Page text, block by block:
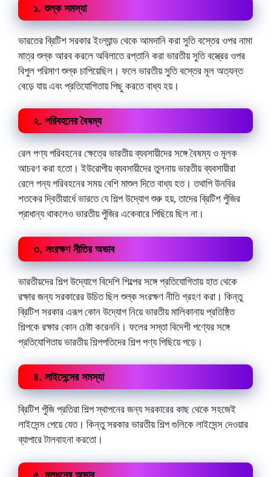
১. শুল্ক সমস্যা
ভারতের ব্রিটিশ সরকার ইংল্যান্ড থেকে আমদানি করা সুতি বস্তের ওপর নামা
মাত্র শুল্ক আরব করলে অবিলাতে রপ্তানি করা ভারতীয় সুতি বস্ত্রের ওপর
বিপুল পরিমাণ শুল্ক চাপিয়েছিল। ফলে ভারতীয় সুতি বস্তের মূল অত্যন্ত
বেড়ে যায় এবং প্রতিযোগিতায় পিছু করতে বাধ্য হয়।
২. পরিবহনের বৈষম্য
রেল পণ্য পরিবহনের ক্ষেত্রে ভারতীয় ব্যবসায়ীদের সঙ্গে বৈষম্য ও মূলক
আচরণ করা হতো। ইউরোপীয় ব্যবসায়ীদের তুলনায় ভারতীয় ব্যবসায়ীরা
রেলে পন্য পরিবহনের সময় বেশি মাশুল দিতে বাধ্য হত। তথাপি উনবির
শতকের দ্বিতীয়ার্ধে ভারতে যে শিল্প উদ্যোগ শুরু হয়, তাদের ব্রিটিশ পুঁজির
প্রাধান্য থাকলেও ভারতীয় পুঁজির একেবারে পিছিয়ে ছিল না।
৩. সংরক্ষণ নীতির অভাব
ভারতীয়দের শিল্প উদ্যোগে বিদেশি শিল্পের সঙ্গে প্রতিযোগিতায় হাত থেকে
রক্ষার জন্য সরকারের উচিত ছিল শুল্ক সংরক্ষণ নীতি গ্রহণ করা। কিন্তু
ব্রিটিশ সরকার এরূপ কোন উদ্যোগ নিয়ে ভারতীয় মালিকানায় প্রতিষ্ঠিত
শিল্পকে রক্ষার কোন চেষ্টা করেননি। ফলের সস্তা বিদেশী পণ্যের সঙ্গে
প্রতিযোগিতায় ভারতীয় শিল্পপতিদের শিল্প পণ্য পিছিয়ে পড়ে।
৪. লাইসেন্সের সমস্যা
ব্রিটিশ পুঁজি প্রতিরা শিল্প স্থাপনের জন্য সরকারের কাছ থেকে সহজেই
লাইসেন্স পেয়ে যেত। কিন্তু সরকার ভারতীয় শিল্প গুলিকে লাইসেন্স দেওয়ার
ব্যাপারে টালবাহনা করতো।